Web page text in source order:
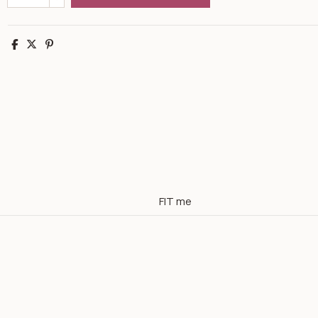
Partager
TweetPinterest
FIT me